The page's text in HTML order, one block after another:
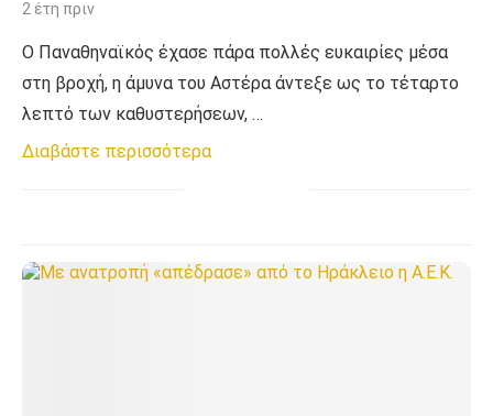
2 έτη πριν
Ο Παναθηναϊκός έχασε πάρα πολλές ευκαιρίες μέσα
στη βροχή, η άμυνα του Αστέρα άντεξε ως το τέταρτο
λεπτό των καθυστερήσεων, …
Διαβάστε περισσότερα